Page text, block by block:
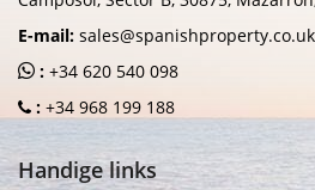
E-mail: sales@spanishproperty.co.uk
: +34 620 540 098
: +34 968 199 188
Handige links